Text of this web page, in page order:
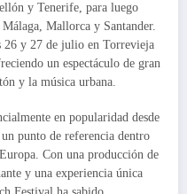
y Tenerife, para luego
Mallorca y Santander.
26 y 27 de julio en Torrevieja
un espectáculo de gran
y la música urbana.
en popularidad desde
punto de referencia dentro
Con una producción de
y una experiencia única